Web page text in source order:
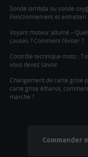
Sonde lambda ou sonde
Fonctionnement et entretien
Voyant moteur allumé –
causes ? Comment l’éviter ?
Contrôle technique moto :
vous devez savoir
Changement de carte grise
carte grise éthanol,
marche ?
Commander